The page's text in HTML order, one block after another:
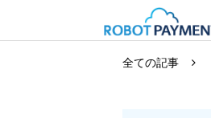
全ての記事